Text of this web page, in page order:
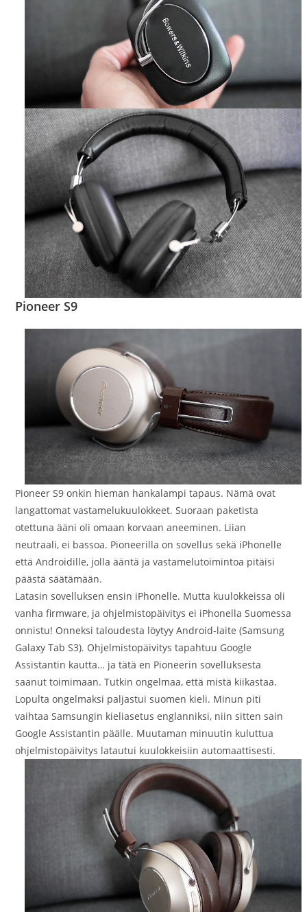
Pioneer S9
Pioneer S9 onkin hieman hankalampi tapaus. Nämä ovat
langattomat vastamelukuulokkeet. Suoraan paketista
otettuna ääni oli omaan korvaan aneeminen. Liian
neutraali, ei bassoa. Pioneerilla on sovellus sekä iPhonelle
että Androidille, jolla ääntä ja vastamelutoimintoa pitäisi
päästä säätämään.
Latasin sovelluksen ensin iPhonelle. Mutta kuulokkeissa oli
vanha firmware, ja ohjelmistopäivitys ei iPhonella Suomessa
onnistu! Onneksi taloudesta löytyy Android-laite (Samsung
Galaxy Tab S3). Ohjelmistopäivitys tapahtuu Google
Assistantin kautta… ja tätä en Pioneerin sovelluksesta
saanut toimimaan. Tutkin ongelmaa, että mistä kiikastaa.
Lopulta ongelmaksi paljastui suomen kieli. Minun piti
vaihtaa Samsungin kieliasetus englanniksi, niin sitten sain
Google Assistantin päälle. Muutaman minuutin kuluttua
ohjelmistopäivitys latautui kuulokkeisiin automaattisesti.